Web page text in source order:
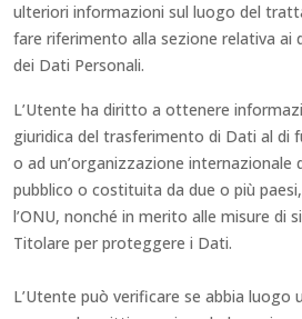
ulteriori informazioni sul luogo del
fare riferimento alla sezione relativa
dei Dati Personali.
L’Utente ha diritto a ottenere
giuridica del trasferimento di Dati al di
o ad un’organizzazione
pubblico o costituita da due o più
l’ONU, nonché in merito alle misure di
Titolare per proteggere i Dati.
L’Utente può verificare se abbia luogo